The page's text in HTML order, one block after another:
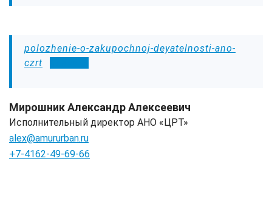
polozhenie-o-zakupochnoj-deyatelnosti-ano-
czrt
Мирошник Александр Алексеевич
Исполнительный директор АНО «ЦРТ»
alex@amururban.ru
+7-4162-49-69-66